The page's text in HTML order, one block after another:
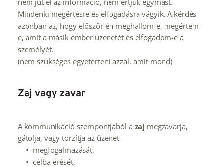
Mindenki megértésre és elfogadásra vágyik. A kérdés
azonban az, hogy először én meghallom-e, megértem-
e, amit a másik ember üzenetét és elfogadom-e a
személyét.
(nem szükséges egyetérteni azzal, amit mond)
Zaj vagy zavar
A kommunikáció szempontjából a zaj megzavarja,
gátolja, vagy torzítja az üzenet
megfogalmazását,
célba érését,